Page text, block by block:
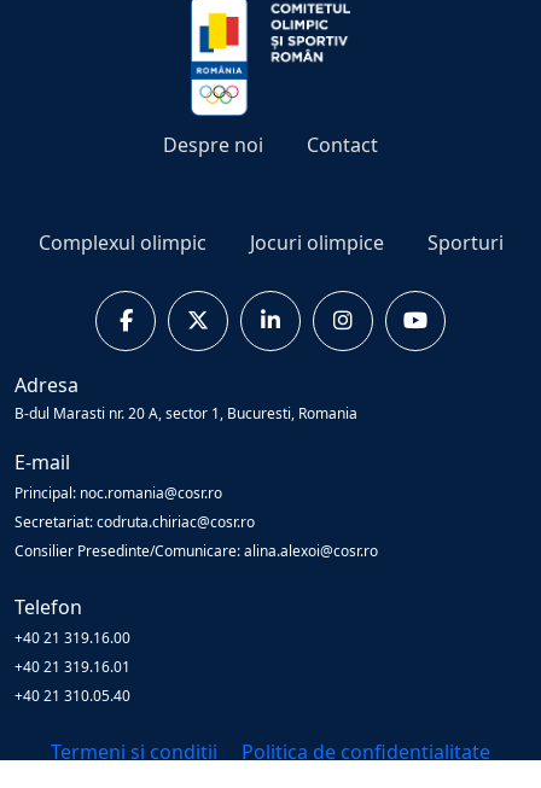
Despre noi Contact
Complexul olimpic Jocuri olimpice Sporturi
Adresa
B-dul Marasti nr. 20 A, sector 1, Bucuresti, Romania
E-mail
Principal: noc.romania@cosr.ro
Secretariat: codruta.chiriac@cosr.ro
Consilier Presedinte/Comunicare: alina.alexoi@cosr.ro
Telefon
+40 21 319.16.00
+40 21 319.16.01
+40 21 310.05.40
Termeni și condiții
Politica de confidențialitate